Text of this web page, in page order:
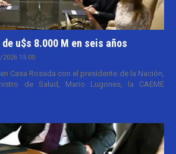
u$s 8.000 M en seis años
2026 15:00
Casa Rosada con el presidente de la Nación,
de Salud, Mario Lugones, la CAEME